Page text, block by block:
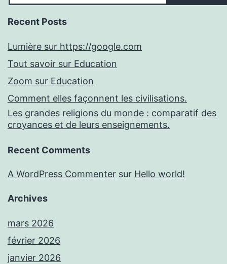
Recent Posts
Lumière sur https://google.com
Tout savoir sur Education
Zoom sur Education
Comment elles façonnent les civilisations.
Les grandes religions du monde : comparatif des
croyances et de leurs enseignements.
Recent Comments
A WordPress Commenter sur Hello world!
Archives
mars 2026
février 2026
janvier 2026